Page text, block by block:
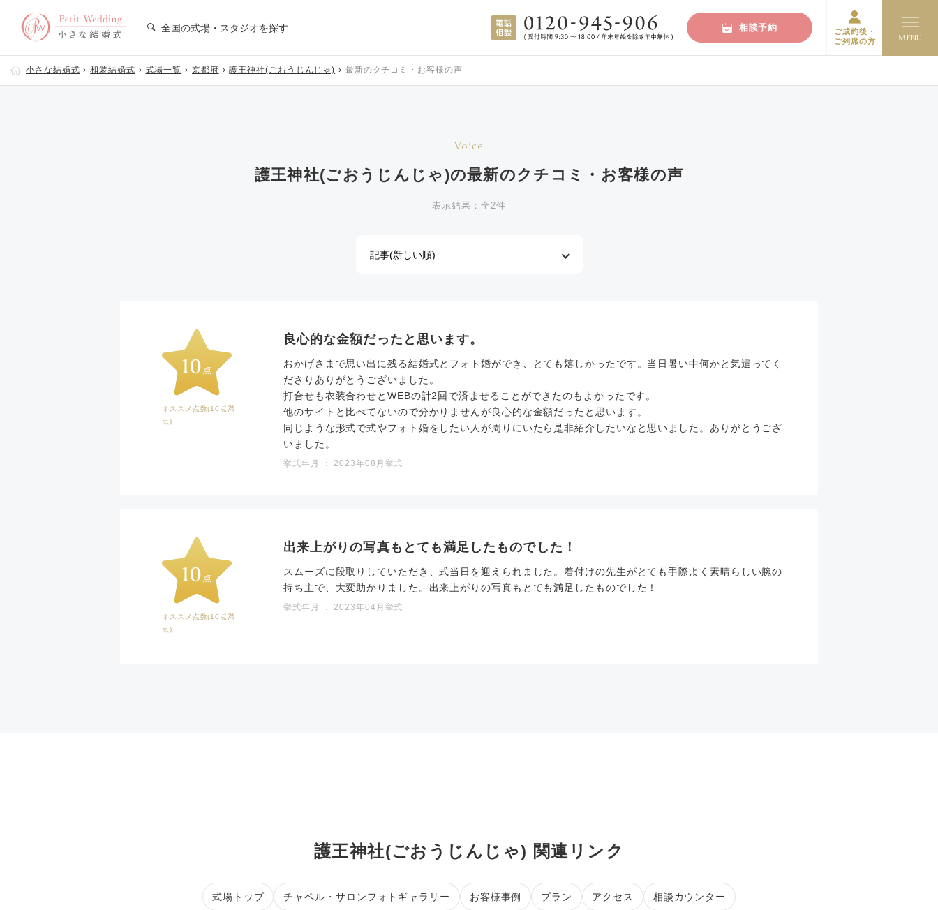
全国の式場・スタジオを探す 相談予約
ご成約後・
ご列席の方
小さな結婚式 和装結婚式 式場一覧 京都府 護王神社(ごおうじんじゃ) 最新のクチコミ・お客様の声
Voice
護王神社(ごおうじんじゃ)の最新のクチコミ・お客様の声
表示結果：全2件
オススメ点数(10点満
点)
良心的な金額だったと思います。
おかげさまで思い出に残る結婚式とフォト婚ができ、とても嬉しかったです。当日暑い中何かと気遣ってく
ださりありがとうございました。
打合せも衣装合わせとWEBの計2回で済ませることができたのもよかったです。
他のサイトと比べてないので分かりませんが良心的な金額だったと思います。
同じような形式で式やフォト婚をしたい人が周りにいたら是非紹介したいなと思いました。ありがとうござ
いました。
挙式年月 ： 2023年08月挙式
オススメ点数(10点満
点)
出来上がりの写真もとても満足したものでした！
スムーズに段取りしていただき、式当日を迎えられました。着付けの先生がとても手際よく素晴らしい腕の
持ち主で、大変助かりました。出来上がりの写真もとても満足したものでした！
挙式年月 ： 2023年04月挙式
護王神社(ごおうじんじゃ) 関連リンク
式場トップ チャペル・サロンフォトギャラリー お客様事例 プラン アクセス 相談カウンター